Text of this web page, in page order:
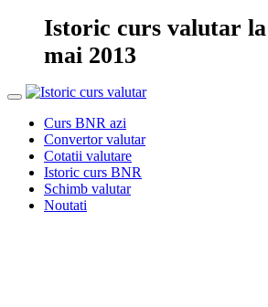
Istoric curs valutar la
mai 2013
Curs BNR azi
Convertor valutar
Cotatii valutare
Istoric curs BNR
Schimb valutar
Noutati